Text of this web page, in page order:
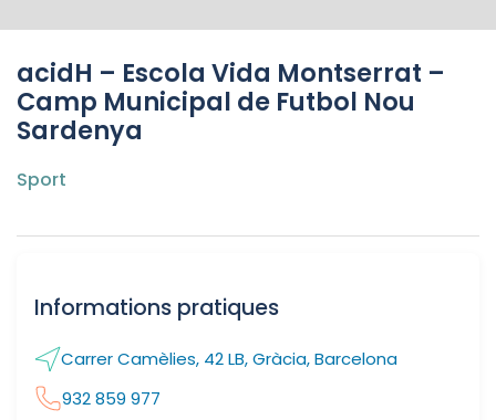
acidH – Escola Vida Montserrat –
Camp Municipal de Futbol Nou
Sardenya
Sport
Informations pratiques
Carrer Camèlies, 42 LB, Gràcia, Barcelona
932 859 977